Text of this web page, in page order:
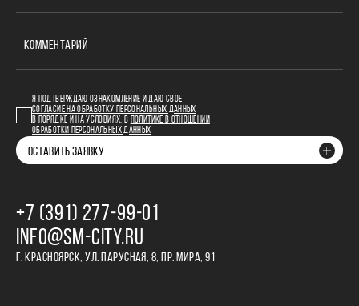
КОММЕНТАРИЙ
Я ПОДТВЕРЖДАЮ ОЗНАКОМЛЕНИЕ И ДАЮ СВОЕ
СОГЛАСИЕ НА ОБРАБОТКУ ПЕРСОНАЛЬНЫХ ДАННЫХ
В ПОРЯДКЕ И НА УСЛОВИЯХ, В
ПОЛИТИКЕ В ОТНОШЕНИИ
ОБРАБОТКИ ПЕРСОНАЛЬНЫХ ДАННЫХ
ОСТАВИТЬ ЗАЯВКУ
+7 (391) 277‒99‒01
INFO@SM-CITY.RU
Г. КРАСНОЯРСК, УЛ. ПАРУСНАЯ, 8, ПР. МИРА, 91